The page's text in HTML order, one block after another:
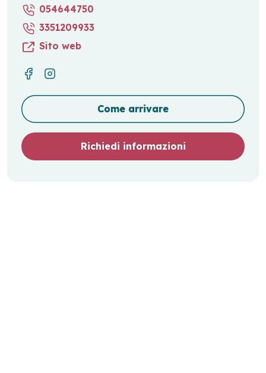
054644750
3351209933
Sito web
Come arrivare
Richiedi informazioni